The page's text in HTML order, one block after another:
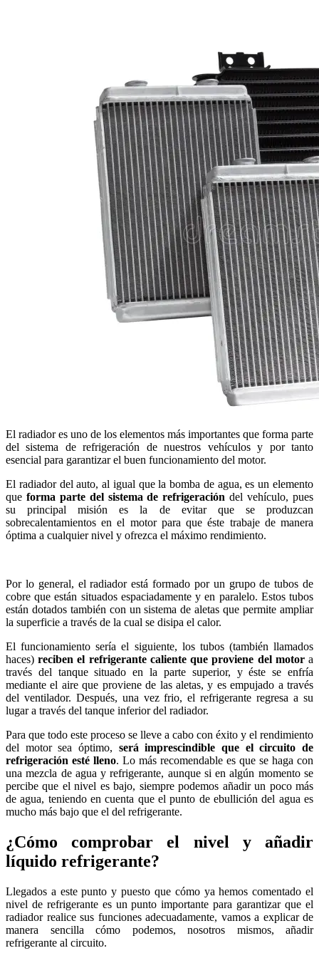
El radiador es uno de los elementos más importantes que forma parte
del sistema de refrigeración de nuestros vehículos y por tanto
esencial para garantizar el buen funcionamiento del motor.
El radiador del auto, al igual que la bomba de agua, es un elemento
que forma parte del sistema de refrigeración del vehículo, pues
su principal misión es la de evitar que se produzcan
sobrecalentamientos en el motor para que éste trabaje de manera
óptima a cualquier nivel y ofrezca el máximo rendimiento.
Por lo general, el radiador está formado por un grupo de tubos de
cobre que están situados espaciadamente y en paralelo. Estos tubos
están dotados también con un sistema de aletas que permite ampliar
la superficie a través de la cual se disipa el calor.
El funcionamiento sería el siguiente, los tubos (también llamados
haces)reciben el refrigerante caliente que proviene del motora
través del tanque situado en la parte superior, y éste se enfría
mediante el aire que proviene de las aletas, y es empujado a través
del ventilador. Después, una vez frio, el refrigerante regresa a su
lugar a través del tanque inferior del radiador.
Para que todo este proceso se lleve a cabo con éxito y el rendimiento
del motor sea óptimo, será imprescindible que el circuito de
refrigeración esté lleno. Lo más recomendable es que se haga con
una mezcla de agua y refrigerante, aunque si en algún momento se
percibe que el nivel es bajo, siempre podemos añadir un poco más
de agua, teniendo en cuenta que el punto de ebullición del agua es
mucho más bajo que el del refrigerante.
¿Cómo comprobar el nivel y añadir
líquido refrigerante?
Llegados a este punto y puesto que cómo ya hemos comentado el
nivel de refrigerante es un punto importante para garantizar que el
radiador realice sus funciones adecuadamente, vamos a explicar de
manera sencilla cómo podemos, nosotros mismos, añadir
refrigerante al circuito.